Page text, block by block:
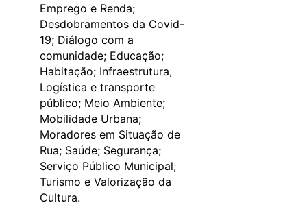
Emprego e Renda;
Desdobramentos da Covid-
19; Diálogo com a
comunidade; Educação;
Habitação; Infraestrutura,
Logística e transporte
público; Meio Ambiente;
Mobilidade Urbana;
Moradores em Situação de
Rua; Saúde; Segurança;
Serviço Público Municipal;
Turismo e Valorização da
Cultura.